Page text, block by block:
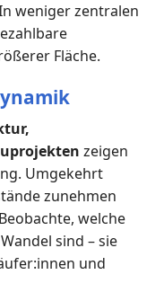
weniger zentralen
Fläche.
zeigen
Umgekehrt
zunehmen
welche
sind – sie
und